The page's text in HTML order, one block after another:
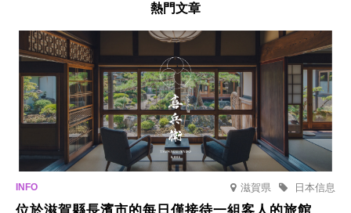
熱門文章
滋賀県 日本信息